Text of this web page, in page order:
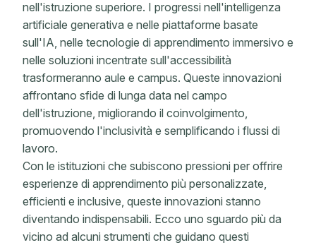
nell'istruzione superiore. I progressi nell'intelligenza
artificiale generativa e nelle piattaforme basate
sull'IA, nelle tecnologie di apprendimento immersivo e
nelle soluzioni incentrate sull'accessibilità
trasformeranno aule e campus. Queste innovazioni
affrontano sfide di lunga data nel campo
dell'istruzione, migliorando il coinvolgimento,
promuovendo l'inclusività e semplificando i flussi di
lavoro.
Con le istituzioni che subiscono pressioni per offrire
esperienze di apprendimento più personalizzate,
efficienti e inclusive, queste innovazioni stanno
diventando indispensabili. Ecco uno sguardo più da
vicino ad alcuni strumenti che guidano questi